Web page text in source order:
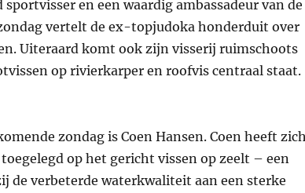
en een waardig ambassadeur van de
vertelt de ex-topjudoka honderduit over
Uiteraard komt ook zijn visserij ruimschoots
op rivierkarper en roofvis centraal staat.
zondag is Coen Hansen. Coen heeft
op het gericht vissen op zeelt – een
de verbeterde waterkwaliteit aan een sterke